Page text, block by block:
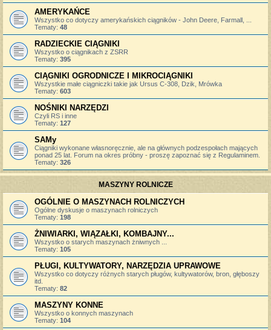
AMERYKAŃCE
Wszystko co dotyczy amerykańskich ciągników - John Deere, Farmall, ...
Tematy: 48
RADZIECKIE CIĄGNIKI
Wszystko o ciągnikach z ZSRR
Tematy: 395
CIĄGNIKI OGRODNICZE I MIKROCIĄGNIKI
Wszystkie małe ciągniczki takie jak Ursus C-308, Dzik, Mrówka
Tematy: 603
NOŚNIKI NARZĘDZI
Czyli RS i inne
Tematy: 127
SAMy
Ciągniki wykonane własnoręcznie, ale na głównych podzespołach mających
ponad 25 lat. Forum na okres próbny - proszę zapoznać się z Regulaminem.
Tematy: 326
MASZYNY ROLNICZE
OGÓLNIE O MASZYNACH ROLNICZYCH
Ogólne dyskusje o maszynach rolniczych
Tematy: 198
ŻNIWIARKI, WIĄZAŁKI, KOMBAJNY...
Wszystko o starych maszynach żniwnych ...
Tematy: 105
PŁUGI, KULTYWATORY, NARZĘDZIA UPRAWOWE
Wszystko co dotyczy różnych starych pługów, kultywatorów, bron, głęboszy
itd.
Tematy: 82
MASZYNY KONNE
Wszystko o konnych maszynach
Tematy: 104